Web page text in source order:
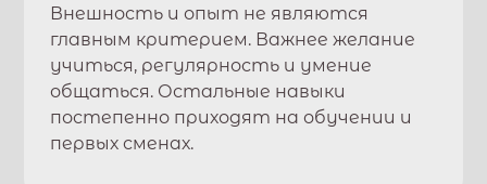
Внешность и опыт не являются
главным критерием. Важнее желание
учиться, регулярность и умение
общаться. Остальные навыки
постепенно приходят на обучении и
первых сменах.